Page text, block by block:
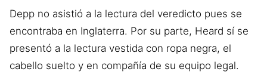
Depp no asistió a la lectura del veredicto pues se
encontraba en Inglaterra. Por su parte, Heard sí se
presentó a la lectura vestida con ropa negra, el
cabello suelto y en compañía de su equipo legal.